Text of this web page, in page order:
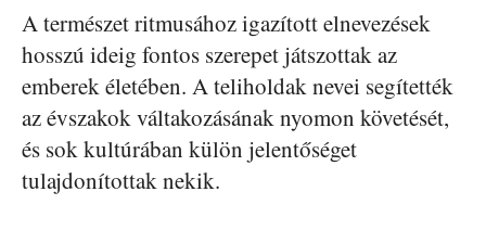
A természet ritmusához igazított elnevezések
hosszú ideig fontos szerepet játszottak az
emberek életében. A teliholdak nevei segítették
az évszakok váltakozásának nyomon követését,
és sok kultúrában külön jelentőséget
tulajdonítottak nekik.